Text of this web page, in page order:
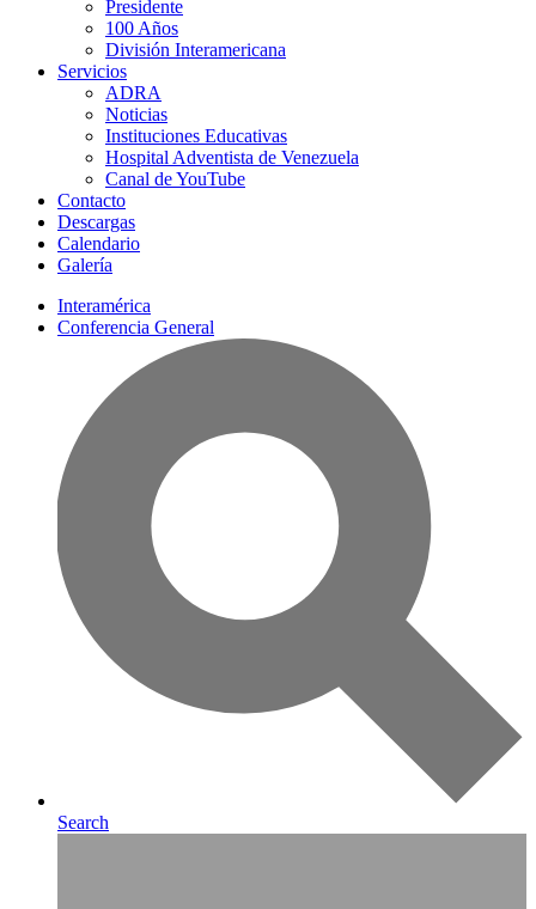
Presidente
100 Años
División Interamericana
Servicios
ADRA
Noticias
Instituciones Educativas
Hospital Adventista de Venezuela
Canal de YouTube
Contacto
Descargas
Calendario
Galería
Interamérica
Conferencia General
Search